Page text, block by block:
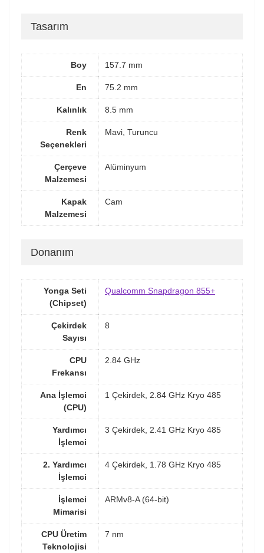
Tasarım
Boy 157.7 mm
En 75.2 mm
Kalınlık 8.5 mm
Renk
Seçenekleri
Mavi, Turuncu
Çerçeve
Malzemesi
Alüminyum
Kapak
Malzemesi
Cam
Donanım
Yonga Seti
(Chipset)
Qualcomm Snapdragon 855+
Çekirdek
Sayısı
8
CPU
Frekansı
2.84 GHz
Ana İşlemci
(CPU)
1 Çekirdek, 2.84 GHz Kryo 485
Yardımcı
İşlemci
3 Çekirdek, 2.41 GHz Kryo 485
2. Yardımcı
İşlemci
4 Çekirdek, 1.78 GHz Kryo 485
İşlemci
Mimarisi
ARMv8-A (64-bit)
CPU Üretim
Teknolojisi
7 nm